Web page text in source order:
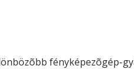
fényképezõgép-